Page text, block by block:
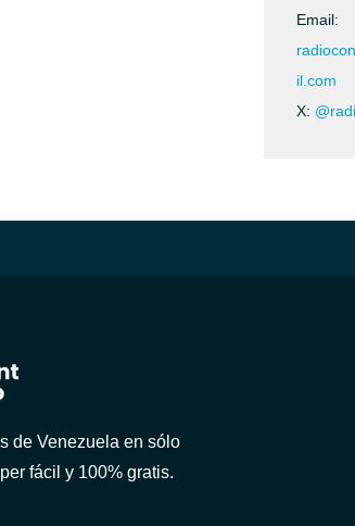
Email:
il.com
X:
de Venezuela en sólo
fácil y 100% gratis.